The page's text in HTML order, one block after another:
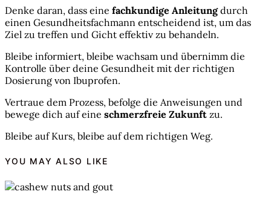
Denke daran, dass eine fachkundige Anleitungdurch
einen Gesundheitsfachmann entscheidend ist, um das
Ziel zu treffen und Gicht effektiv zu behandeln.
Bleibe informiert, bleibe wachsam und übernimm die
Kontrolle über deine Gesundheit mit der richtigen
Dosierung von Ibuprofen.
Vertraue dem Prozess, befolge die Anweisungen und
bewege dich auf eine schmerzfreie Zukunft zu.
Bleibe auf Kurs, bleibe auf dem richtigen Weg.
YOU MAY ALSO LIKE